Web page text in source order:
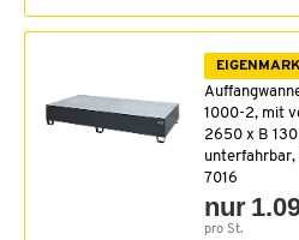
1000-2, mit
2650 x B
7016
nur
pro St.